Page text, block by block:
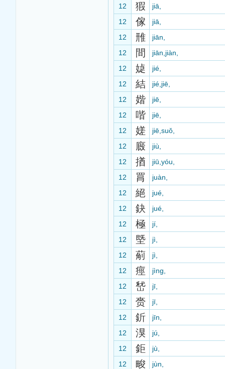
12
猳
jiā,
12
傢
jiā,
12
雃
jiān,
12
間
jiān,jiàn,
12
媫
jié,
12
結
jié,jiē,
12
媘
jiē,
12
喈
jiē,
12
嫅
jiē,suǒ,
12
廄
jiù,
12
揂
jiū,yóu,
12
罥
juàn,
12
絕
jué,
12
鈌
jué,
12
極
jí,
12
塈
jì,
12
葪
jì,
12
痙
jìng,
12
嵆
jī,
12
赍
jī,
12
釿
jīn,
12
湨
jú,
12
鉅
jù,
12
畯 jùn,